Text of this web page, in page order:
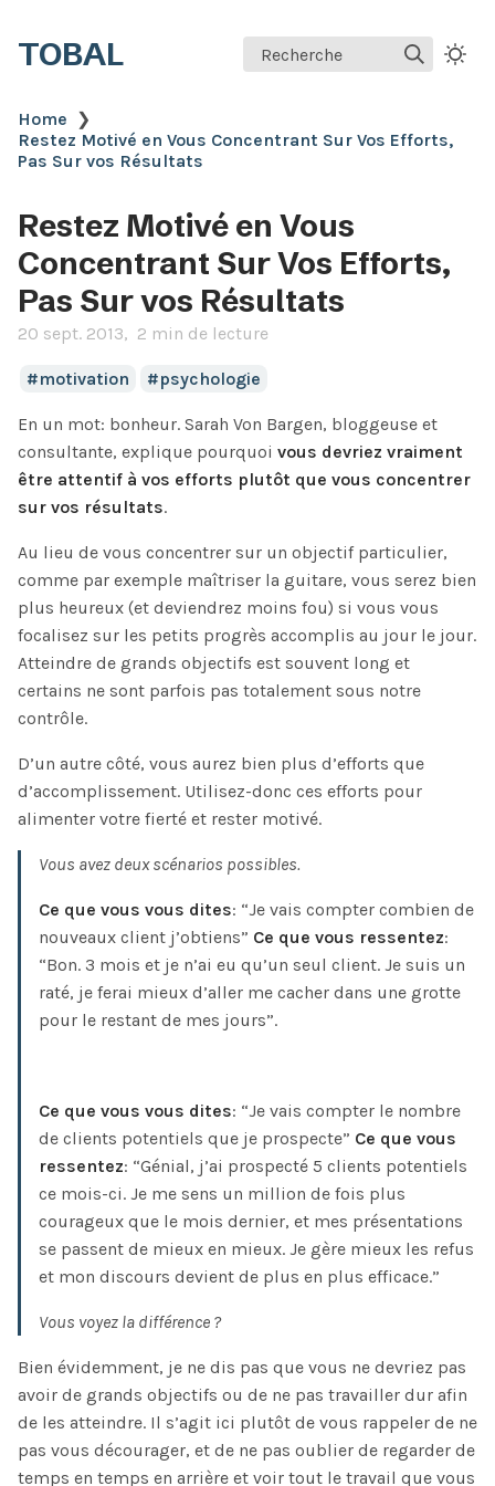
TOBAL Recherche
Home ❯
Restez Motivé en Vous Concentrant Sur Vos Efforts,
Pas Sur vos Résultats
Restez Motivé en Vous
Concentrant Sur Vos Efforts,
Pas Sur vos Résultats
20 sept. 2013 2 min de lecture
motivation psychologie
En un mot: bonheur. Sarah Von Bargen, bloggeuse et
consultante, explique pourquoi vous devriez vraiment
être attentif à vos efforts plutôt que vous concentrer
sur vos résultats.
Au lieu de vous concentrer sur un objectif particulier,
comme par exemple maîtriser la guitare, vous serez bien
plus heureux (et deviendrez moins fou) si vous vous
focalisez sur les petits progrès accomplis au jour le jour.
Atteindre de grands objectifs est souvent long et
certains ne sont parfois pas totalement sous notre
contrôle.
D’un autre côté, vous aurez bien plus d’efforts que
d’accomplissement. Utilisez-donc ces efforts pour
alimenter votre fierté et rester motivé.
Vous avez deux scénarios possibles.
Ce que vous vous dites: “Je vais compter combien de
nouveaux client j’obtiens” Ce que vous ressentez:
“Bon. 3 mois et je n’ai eu qu’un seul client. Je suis un
raté, je ferai mieux d’aller me cacher dans une grotte
pour le restant de mes jours”.
Ce que vous vous dites: “Je vais compter le nombre
de clients potentiels que je prospecte” Ce que vous
ressentez: “Génial, j’ai prospecté 5 clients potentiels
ce mois-ci. Je me sens un million de fois plus
courageux que le mois dernier, et mes présentations
se passent de mieux en mieux. Je gère mieux les refus
et mon discours devient de plus en plus efficace.”
Vous voyez la différence ?
Bien évidemment, je ne dis pas que vous ne devriez pas
avoir de grands objectifs ou de ne pas travailler dur afin
de les atteindre. Il s’agit ici plutôt de vous rappeler de ne
pas vous décourager, et de ne pas oublier de regarder de
temps en temps en arrière et voir tout le travail que vous